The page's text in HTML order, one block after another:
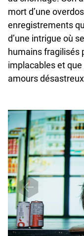
mort d’une
enregistrements
d’une intrigue où
humains fragilisés
implacables et
amours